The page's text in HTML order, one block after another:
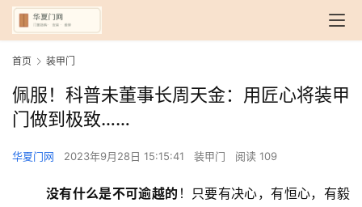
首页 装甲门
佩服！科普未董事长周天金：用匠心将装甲
门做到极致……
华夏门网 2023年9月28日 15:15:41 装甲门 阅读 109
没有什么是不可逾越的 ！只要有决心，有恒心，有毅